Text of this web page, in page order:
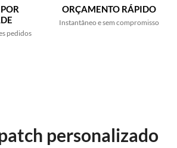
pedidos
ORÇAMENTO RÁPIDO
Instantâneo e sem compromisso
personalizado